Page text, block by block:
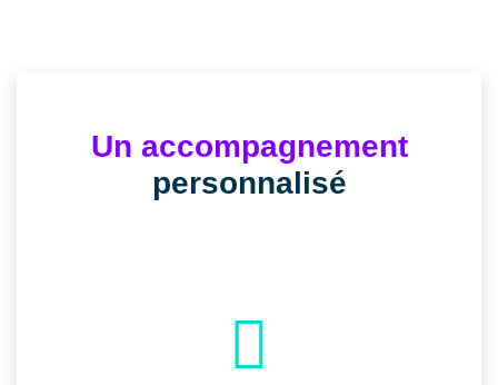
Un accompagnement
personnalisé